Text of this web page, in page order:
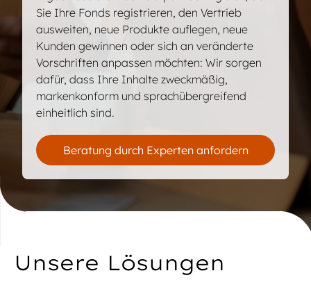
Basisinformationsblätter (KIDs) für PRIIPs,
wesentliche Anlegerinformationen (KIID) für
OGAW und CCI
SFDR (PCDs, PRDs, WD)
Kommunikation mit Kunden und
ESG-Kommunikation, Nachhaltigkeitsberichte
und Highlights
KYC- und Kontoeröffnungsunterlagen
Inhaltsanforderungen mit Ihnen.
Sie Ihre Fonds registrieren, den Vertrieb
ausweiten, neue Produkte auflegen, neue
Kunden gewinnen oder sich an veränderte
Vorschriften anpassen möchten: Wir sorgen
dafür, dass Ihre Inhalte zweckmäßig,
markenkonform und sprachübergreifend
einheitlich sind.
Beratung durch Experten anfordern
Unsere Lösungen